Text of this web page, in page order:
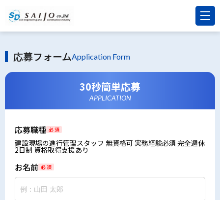
応募フォームApplication Form
30秒簡単応募
APPLICATION
応募職種 必 須
建設現場の進行管理スタッフ 無資格可 実務経験必須 完全週休
2日制 資格取得支援あり
お名前 必 須